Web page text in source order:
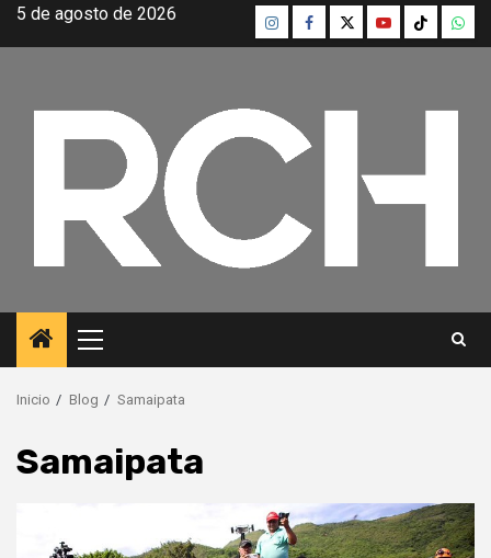
Saltar
5 de agosto de 2026 InstagramFacebook
TwitterYoutubeTikTok
Menú
principal
Inicio Blog Samaipata
Samaipata